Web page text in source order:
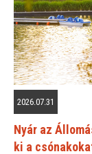
2026.07.31
Nyár az
ki a